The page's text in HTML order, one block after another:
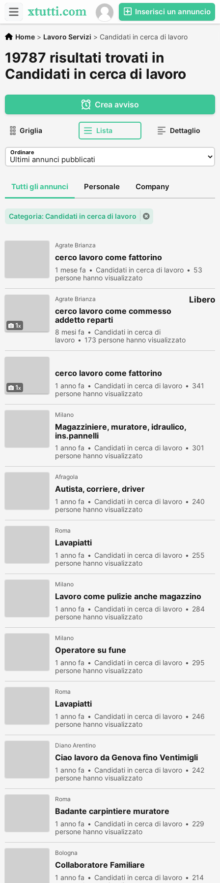
Inserisci un annuncio
Home > Lavoro Servizi > Candidati in cerca di lavoro
19787 risultati trovati in
Candidati in cerca di lavoro
Crea avviso
Griglia Lista Dettaglio
Ordinare
Tutti gli annunci Personale Company
Categoria: Candidati in cerca di lavoro
Agrate Brianza
cerco lavoro come fattorino
1 mese fa Candidati in cerca di lavoro
53
persone hanno visualizzato
1
Agrate Brianza
cerco lavoro come commesso
addetto reparti
8 mesi fa
Candidati in cerca di
lavoro
173 persone hanno visualizzato
Libero
1
cerco lavoro come fattorino
1 anno fa Candidati in cerca di lavoro
341
persone hanno visualizzato
Milano
Magazziniere, muratore, idraulico,
ins.pannelli
1 anno fa Candidati in cerca di lavoro
301
persone hanno visualizzato
Afragola
Autista, corriere, driver
1 anno fa Candidati in cerca di lavoro
240
persone hanno visualizzato
Roma
Lavapiatti
1 anno fa Candidati in cerca di lavoro
255
persone hanno visualizzato
Milano
Lavoro come pulizie anche magazzino
1 anno fa Candidati in cerca di lavoro
284
persone hanno visualizzato
Milano
Operatore su fune
1 anno fa Candidati in cerca di lavoro
295
persone hanno visualizzato
Roma
Lavapiatti
1 anno fa Candidati in cerca di lavoro
246
persone hanno visualizzato
Diano Arentino
Ciao lavoro da Genova fino Ventimigli
1 anno fa Candidati in cerca di lavoro
242
persone hanno visualizzato
Roma
Badante carpintiere muratore
1 anno fa Candidati in cerca di lavoro
229
persone hanno visualizzato
Bologna
Collaboratore Familiare
1 anno fa Candidati in cerca di lavoro
214